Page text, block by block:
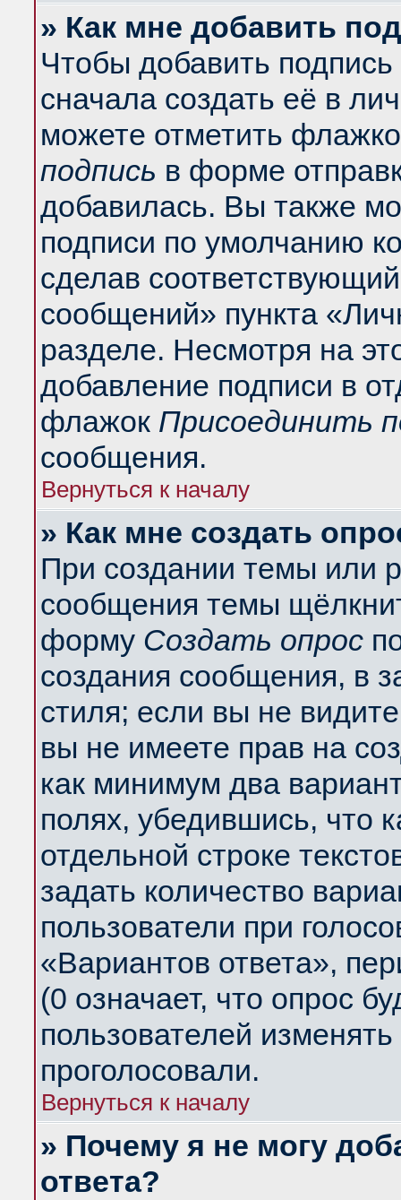
» Как мне добавить
Чтобы добавить
сначала создать её в
можете отметить
подпись в форме
добавилась. Вы также
подписи по умолчанию
сделав
сообщений» пункта
разделе. Несмотря на
добавление подписи в
флажок Присоединить
сообщения.
Вернуться к началу
» Как мне создать
При создании темы или
сообщения темы
форму Создать опрос
создания сообщения, в
стиля; если вы не
вы не имеете прав на
как минимум два
полях, убедившись, что
отдельной строке
задать количество
пользователи при
«Вариантов ответа»,
(0 означает, что опрос
пользователей
проголосовали.
Вернуться к началу
» Почему я не могу
ответа?